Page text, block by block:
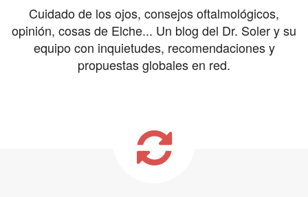
Cuidado de los ojos, consejos oftalmológicos,
opinión, cosas de Elche... Un blog del Dr. Soler y su
equipo con inquietudes, recomendaciones y
propuestas globales en red.